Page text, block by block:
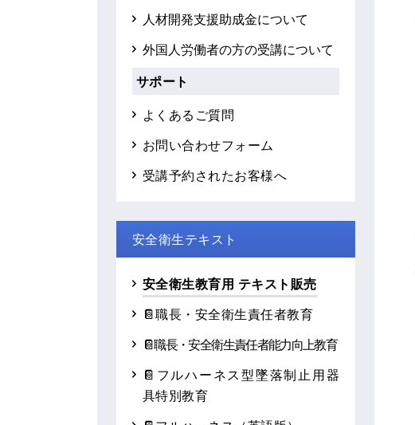
人材開発支援助成金について
外国人労働者の方の受講について
サポート
よくあるご質問
お問い合わせフォーム
受講予約されたお客様へ
安全衛生テキスト
安全衛生教育用 テキスト販売
📔職長・安全衛生責任者教育
📔職長・安全衛生責任者能力向上教育
📔フルハーネス型墜落制止用器
具特別教育